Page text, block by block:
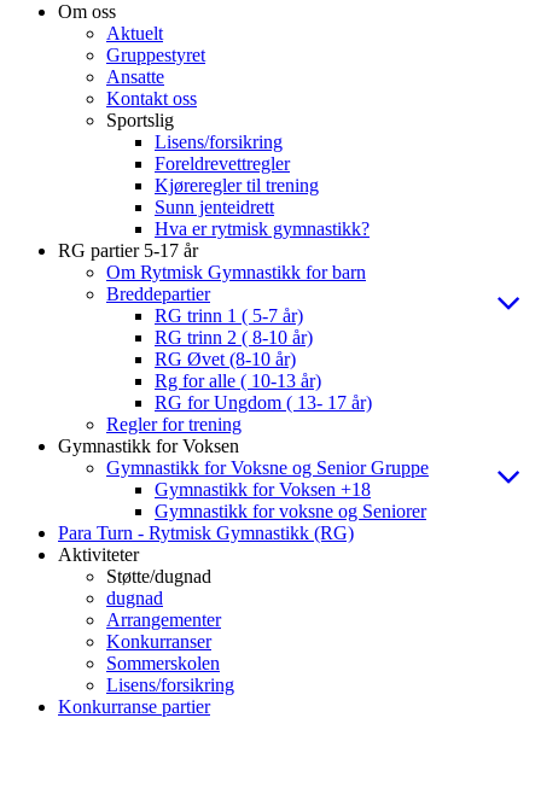
Om oss
Aktuelt
Gruppestyret
Ansatte
Kontakt oss
Sportslig
Lisens/forsikring
Foreldrevettregler
Kjøreregler til trening
Sunn jenteidrett
Hva er rytmisk gymnastikk?
RG partier 5-17 år
Om Rytmisk Gymnastikk for barn
Breddepartier
RG trinn 1 ( 5-7 år)
RG trinn 2 ( 8-10 år)
RG Øvet (8-10 år)
Rg for alle ( 10-13 år)
RG for Ungdom ( 13- 17 år)
Regler for trening
Gymnastikk for Voksen
Gymnastikk for Voksne og Senior Gruppe
Gymnastikk for Voksen +18
Gymnastikk for voksne og Seniorer
Para Turn - Rytmisk Gymnastikk (RG)
Aktiviteter
Støtte/dugnad
dugnad
Arrangementer
Konkurranser
Sommerskolen
Lisens/forsikring
Konkurranse partier